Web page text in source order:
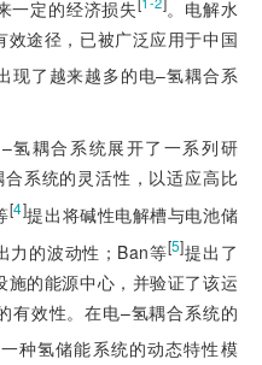
一定的经济损失
。电解水
途径，已被广泛应用于中国
现了越来越多的电–氢耦合系
氢耦合系统展开了一系列研
系统的灵活性，以适应高比
[4]提出将碱性电解槽与电池储
力的波动性；Ban等[5]提出了
的能源中心，并验证了该运
有效性。在电–氢耦合系统的
种氢储能系统的动态特性模